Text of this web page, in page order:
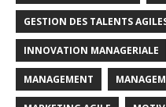
GESTION DES TALENTS
INNOVATION MANAGERIALE
MANAGEMENT